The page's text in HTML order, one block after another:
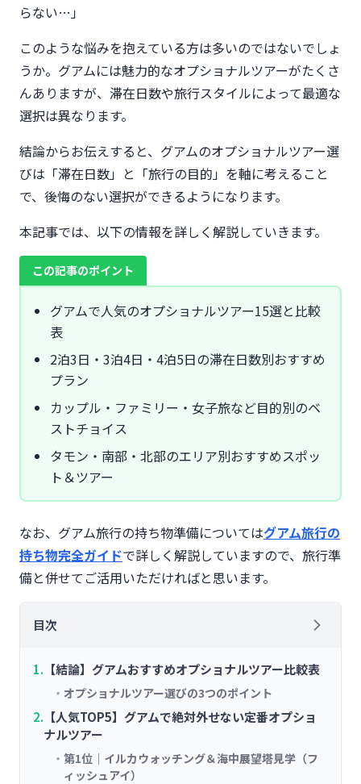
らない…」
このような悩みを抱えている方は多いのではないでしょ
うか。グアムには魅力的なオプショナルツアーがたくさ
んありますが、滞在日数や旅行スタイルによって最適な
選択は異なります。
結論からお伝えすると、グアムのオプショナルツアー選
びは「滞在日数」と「旅行の目的」を軸に考えること
で、後悔のない選択ができるようになります。
本記事では、以下の情報を詳しく解説していきます。
この記事のポイント
グアムで人気のオプショナルツアー15選と比較
表
2泊3日・3泊4日・4泊5日の滞在日数別おすすめ
プラン
カップル・ファミリー・女子旅など目的別のベ
ストチョイス
タモン・南部・北部のエリア別おすすめスポッ
ト＆ツアー
なお、グアム旅行の持ち物準備についてはグアム旅行の
持ち物完全ガイドで詳しく解説していますので、旅行準
備と併せてご活用いただければと思います。
目次
【結論】グアムおすすめオプショナルツアー比較表
オプショナルツアー選びの3つのポイント
【人気TOP5】グアムで絶対外せない定番オプショ
ナルツアー
第1位｜イルカウォッチング＆海中展望塔見学（フ
ィッシュアイ）